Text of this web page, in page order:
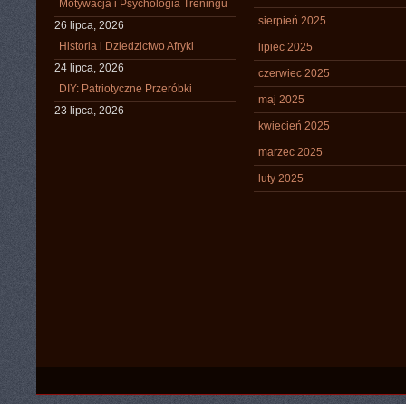
Motywacja i Psychologia Treningu
26 lipca, 2026
Historia i Dziedzictwo Afryki
24 lipca, 2026
DIY: Patriotyczne Przeróbki
23 lipca, 2026
sierpień 2025
lipiec 2025
czerwiec 2025
maj 2025
kwiecień 2025
marzec 2025
luty 2025